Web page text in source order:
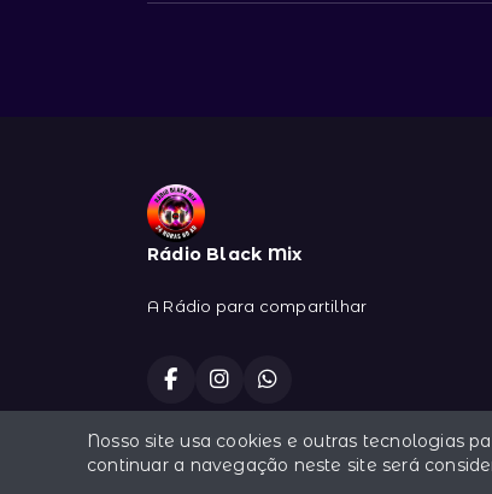
Rádio Black Mix
A Rádio para compartilhar
Todos os direitos reservados.
Nosso site usa cookies e outras tecnologias
continuar a navegação neste site será